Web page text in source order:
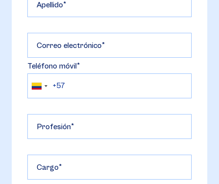
Apellido
Correo electrónico
Teléfono móvil
Profesión
Cargo